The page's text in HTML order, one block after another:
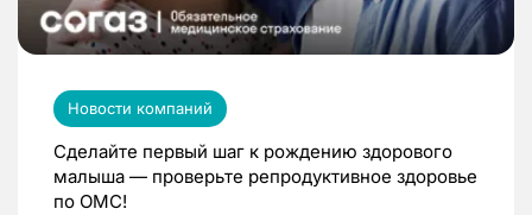
Новости компаний
Сделайте первый шаг к рождению здорового
малыша — проверьте репродуктивное здоровье
по ОМС!